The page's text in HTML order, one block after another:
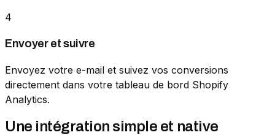
4
Envoyer et suivre
Envoyez votre e-mail et suivez vos conversions
directement dans votre tableau de bord Shopify
Analytics.
Une intégration simple et native